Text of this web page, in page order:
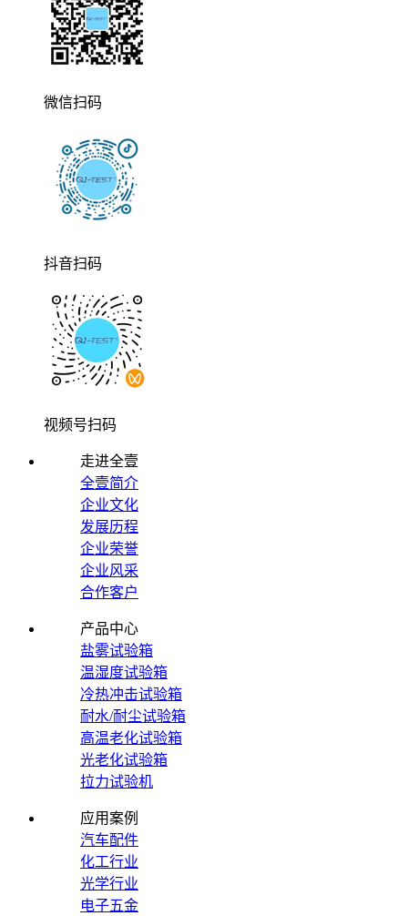
微信扫码
抖音扫码
视频号扫码
走进全壹
全壹简介
企业文化
发展历程
企业荣誉
企业风采
合作客户
产品中心
盐雾试验箱
温湿度试验箱
冷热冲击试验箱
耐水/耐尘试验箱
高温老化试验箱
光老化试验箱
拉力试验机
应用案例
汽车配件
化工行业
光学行业
电子五金